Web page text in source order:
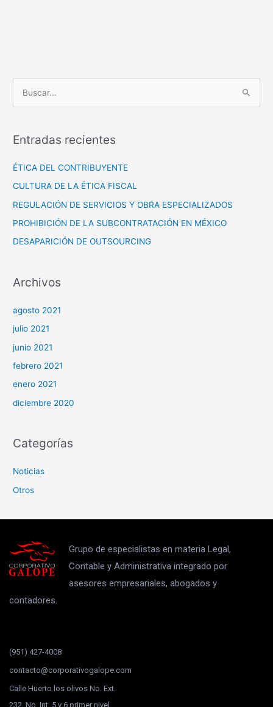
c
a
o
r
:
Entradas recientes
ÉTICA DEL CONTRIBUYENTE
CULTURA DE LA ÉTICA FISCAL
REGULACIÓN DE SERVICIOS Y OBRA ESPECIALIZADOS
PROHIBICIÓN DE LA SUBCONTRATACIÓN EN MÉXICO
DESAPARICIÓN DE OUTSOURCING
Archivos
agosto 2021
julio 2021
junio 2021
febrero 2021
enero 2021
diciembre 2020
Categorías
Noticias
Otros
Grupo de especialistas en materia Legal,
Contable y Administrativa integrado por
asesores empresariales, abogados y
contadores.
(951) 427-4008
contacto@corporativogalope.com
Calle Huerto los olivos No. Ext.
232, No. Int. 5 y 6 primer nivel ,